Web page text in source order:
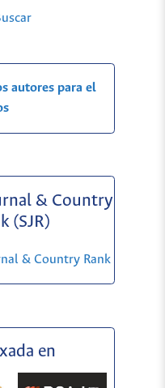
autores para el
& Country
(SJR)
en